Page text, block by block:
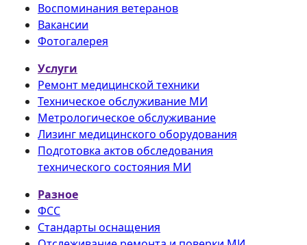
Воспоминания ветеранов
Вакансии
Фотогалерея
Услуги
Ремонт медицинской техники
Техническое обслуживание МИ
Метрологическое обслуживание
Лизинг медицинского оборудования
Подготовка актов обследования
технического состояния МИ
Разное
ФСС
Стандарты оснащения